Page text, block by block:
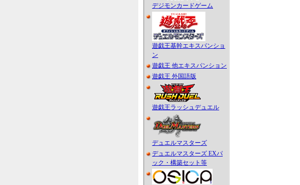
デジモンカードゲーム
遊戯王基幹エキスパンショ
ン
遊戯王 他エキスパンション
遊戯王 外国語版
遊戯王ラッシュデュエル
デュエルマスターズ
デュエルマスターズ EXパ
ック・構築セット等